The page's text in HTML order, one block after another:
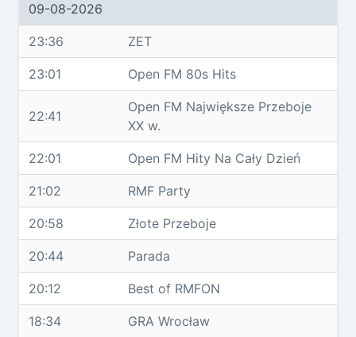
09-08-2026
23:36 ZET
23:01 Open FM 80s Hits
22:41
Open FM Największe Przeboje
XX w.
22:01 Open FM Hity Na Cały Dzień
21:02 RMF Party
20:58 Złote Przeboje
20:44 Parada
20:12 Best of RMFON
18:34 GRA Wrocław